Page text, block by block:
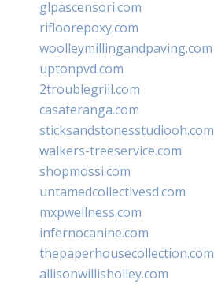
glpascensori.com
rifloorepoxy.com
woolleymillingandpaving.com
uptonpvd.com
2troublegrill.com
casateranga.com
sticksandstonesstudiooh.com
walkers-treeservice.com
shopmossi.com
untamedcollectivesd.com
mxpwellness.com
infernocanine.com
thepaperhousecollection.com
allisonwillisholley.com